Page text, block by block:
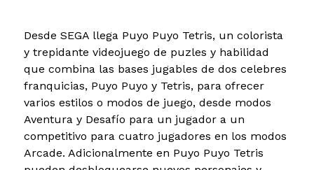
Desde SEGA llega Puyo Puyo Tetris, un colorista
y trepidante videojuego de puzles y habilidad
que combina las bases jugables de dos celebres
franquicias, Puyo Puyo y Tetris, para ofrecer
varios estilos o modos de juego, desde modos
Aventura y Desafío para un jugador a un
competitivo para cuatro jugadores en los modos
Arcade. Adicionalmente en Puyo Puyo Tetris